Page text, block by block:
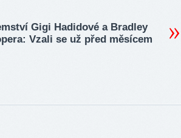
Gigi Hadidové a Bradley
Vzali se už před měsícem